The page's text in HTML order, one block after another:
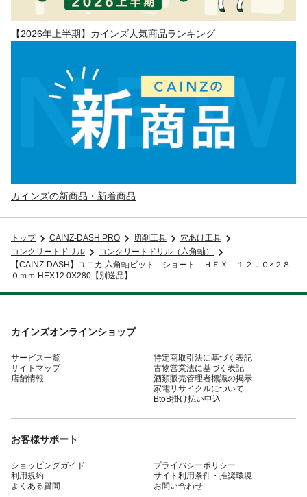
【2026年上半期】カインズ人気商品ランキング
カインズの新商品・新着商品
トップ CAINZ-DASH PRO 切削工具
穴あけ工具
コンクリートドリル
コンクリートドリル（六角軸）
【CAINZ-DASH】ユニカ 六角軸ビット ショート ＨＥＸ １２．０×２８
０ｍｍ HEX12.0X280【別送品】
カインズオンラインショップ
サービス一覧
サイトマップ
店舗情報
特定商取引法に基づく表記
古物営業法に基づく表記
酒類販売管理者標識の掲示
家電リサイクルについて
BtoB掛け払い申込
お客様サポート
ショッピングガイド
利用規約
よくある質問
プライバシーポリシー
サイト利用条件・推奨環境
お問い合わせ